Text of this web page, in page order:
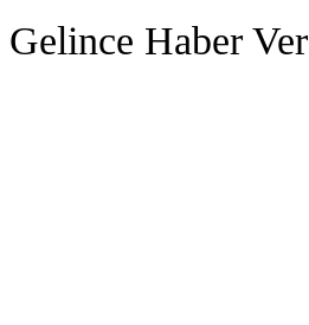
Gelince Haber Ver